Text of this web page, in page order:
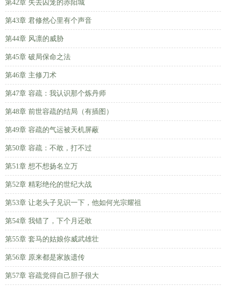
第42章 失去囚笼的赤阳城
第43章 君修然心里有个声音
第44章 风凛的威胁
第45章 破局保命之法
第46章 主修刀术
第47章 容疏：我认识那个炼丹师
第48章 前世容疏的结局（有插图）
第49章 容疏的气运被天机屏蔽
第50章 容疏：不敢，打不过
第51章 想不想扬名立万
第52章 精彩绝伦的世纪大战
第53章 让老头子见识一下，他如何光宗耀祖
第54章 我错了，下个月还敢
第55章 套马的姑娘你威武雄壮
第56章 原来都是家族遗传
第57章 容疏觉得自己胆子很大